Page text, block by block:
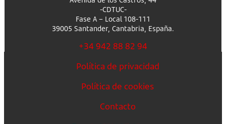
-CDTUC-
Fase A – Local 108-111
39005 Santander, Cantabria, España.
+34 942 88 82 94
Política de privacidad
Política de cookies
Contacto